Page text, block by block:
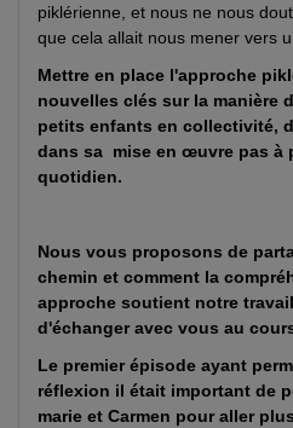
piklérienne, et nous ne nous
que cela allait nous mener vers
Mettre en place l'approche
nouvelles clés sur la manière
petits enfants en collectivité,
dans sa mise en œuvre pas à
quotidien.
Nous vous proposons de
chemin et comment la
approche soutient notre
d'échanger avec vous au
Le premier épisode ayant
réflexion il était important de
marie et Carmen pour aller